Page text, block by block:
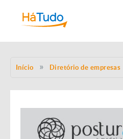
Início Diretório de empresas